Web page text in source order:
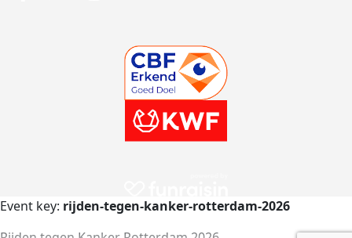
Event key: rijden-tegen-kanker-rotterdam-2026